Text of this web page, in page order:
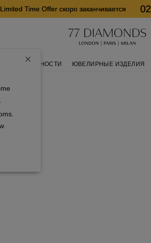
Limited Time Offer скоро заканчивается 02
КОЛЬЦА ВЕЧНОСТИ ЮВЕЛИРНЫЕ ИЗДЕЛИЯ